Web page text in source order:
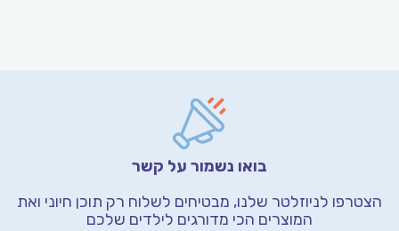
בואו נשמור על קשר
הצטרפו לניוזלטר שלנו, מבטיחים לשלוח רק תוכן חיוני ואת
המוצרים הכי מדורגים לילדים שלכם